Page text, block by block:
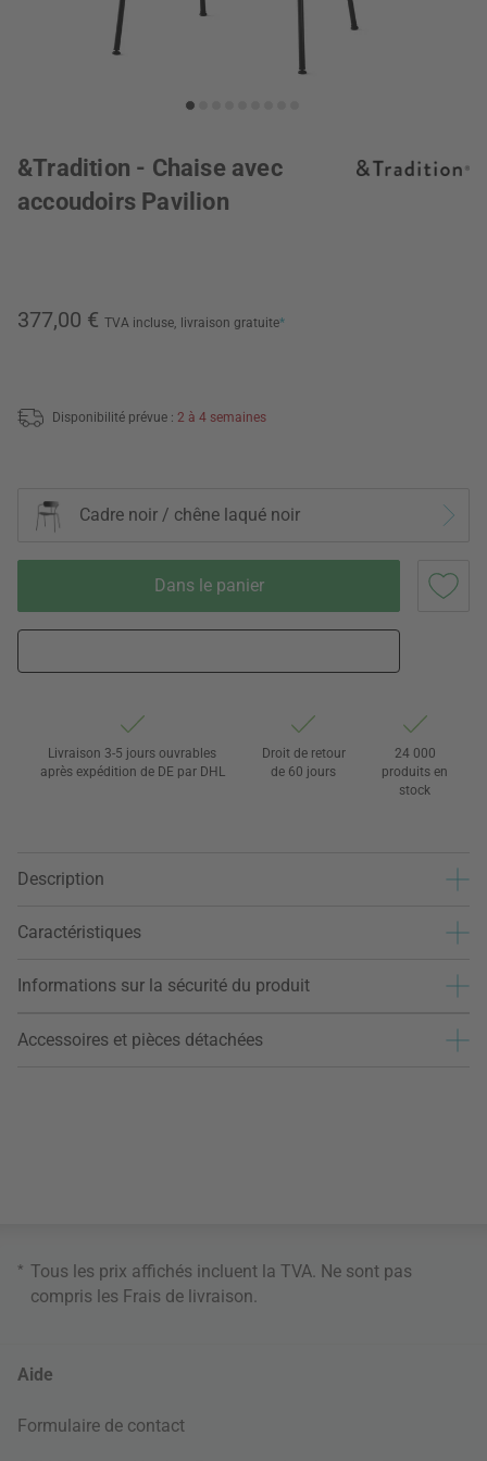
&Tradition - Chaise avec
accoudoirs Pavilion
377,00 € TVA incluse, livraison gratuite*
Disponibilité prévue : 2 à 4 semaines
Cadre noir / chêne laqué noir
Dans le panier
Livraison 3-5 jours ouvrables
après expédition de DE par DHL
Droit de retour
de 60 jours
24 000
produits en
stock
Description
Caractéristiques
Informations sur la sécurité du produit
Accessoires et pièces détachées
* Tous les prix affichés incluent la TVA. Ne sont pas
compris les Frais de livraison
Aide
Formulaire de contact